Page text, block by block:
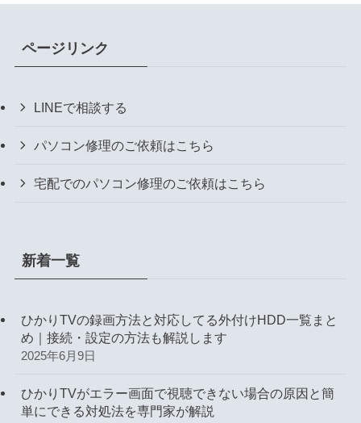
ページリンク
LINEで相談する
パソコン修理のご依頼はこちら
宅配でのパソコン修理のご依頼はこちら
新着一覧
ひかりTVの録画方法と対応してる外付けHDD一覧まと
め｜接続・設定の方法も解説します
2025年6月9日
ひかりTVがエラー画面で視聴できない場合の原因と簡
単にできる対処法を専門家が解説